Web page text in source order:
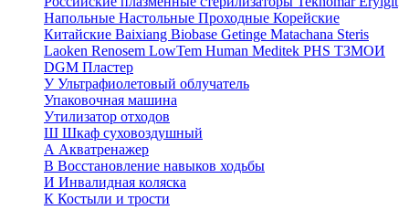
Напольные Настольные Проходные Корейские
Китайские Baixiang Biobase Getinge Matachana Steris
Laoken Renosem LowTem Human Meditek PHS ТЗМОИ
DGM Пластер
УУльтрафиолетовый облучатель
Упаковочная машина
Утилизатор отходов
Ш Шкаф суховоздушный
А Акватренажер
В Восстановление навыков ходьбы
И Инвалидная коляска
К Костыли и трости